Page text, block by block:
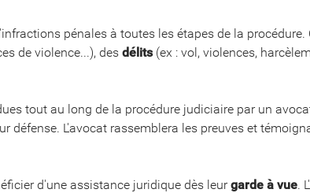
pénales à toutes les étapes de la
de violence...), des délits(ex : vol, violences,
tout au long de la procédure judiciaire par un
défense. L'avocat rassemblera les preuves et
d'une assistance juridique dès leurgarde à vue.